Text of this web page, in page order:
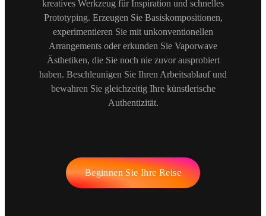
kreatives Werkzeug für Inspiration und schnelles
Prototyping. Erzeugen Sie Basiskompositionen,
experimentieren Sie mit unkonventionellen
Arrangements oder erkunden Sie Vaporwave
Ästhetiken, die Sie noch nie zuvor ausprobiert
haben. Beschleunigen Sie Ihren Arbeitsablauf und
bewahren Sie gleichzeitig Ihre künstlerische
Authentizität.
Beginnen Sie Ihre Reise